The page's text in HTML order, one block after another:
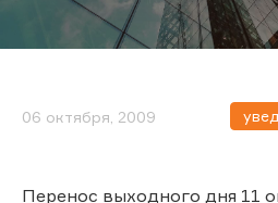
06 октября, 2009
Перенос выходного дня 11